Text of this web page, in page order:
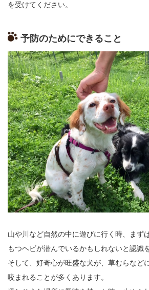
を受けてください。
予防のためにできること
山や川など自然の中に遊びに行く時、まず
もつヘビが潜んでいるかもしれないと認識
そして、好奇心が旺盛な犬が、草むらなど
咬まれることが多くあります。